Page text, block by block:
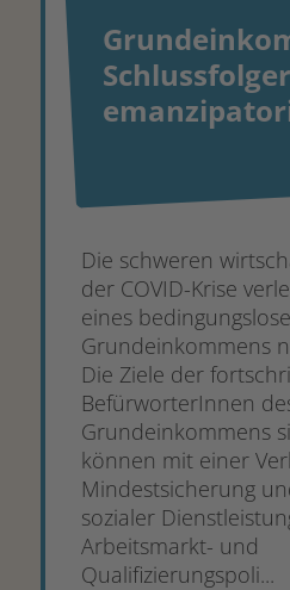
Die schweren
der COVID-Krise
eines
Grundeinkommens
Die Ziele der
BefürworterInnen
Grundeinkommens
können mit einer
Mindestsicherung
sozialer
Arbeitsmarkt- und
Qualifizierungspoli...